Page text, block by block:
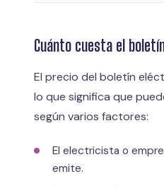
Cuánto cuesta el
El precio del boletín
lo que significa que
según varios factores:
El electricista o
emite.